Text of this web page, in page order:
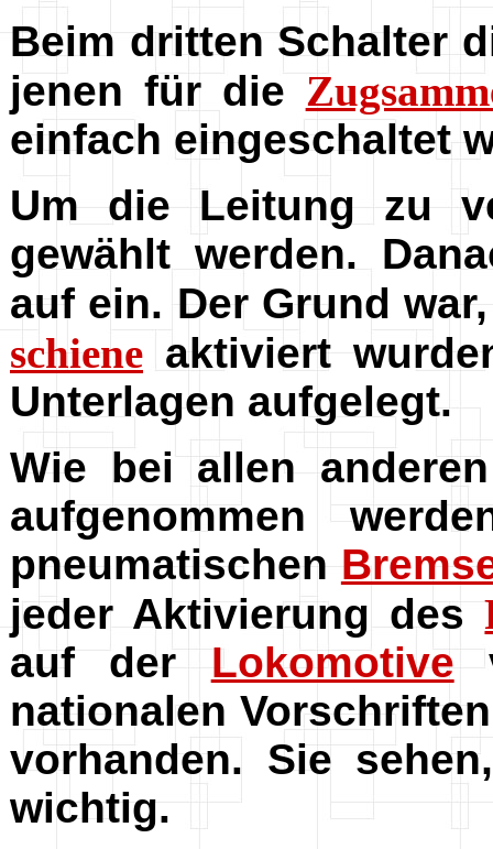
Beim dritten Schalter
jenen für die
einfach eingeschaltet
Um die Leitung zu
gewählt werden.
auf ein. Der Grund
schiene aktiviert
Unterlagen aufgelegt.
Wie bei allen
aufgenommen
pneumatischen
jeder Aktivierung des
auf der Lokomotive
nationalen
vorhanden. Sie
wichtig.